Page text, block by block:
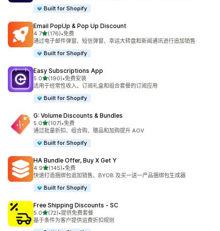
Built for Shopify
Email PopUp & Pop Up Discount
4.7星（满分 5 星）
(176)
总共 176 条评论
•免费
通过电子邮件弹窗、短信弹窗、幸运大转盘和新闻通讯进行追加销售
Built for Shopify
Easy Subscriptions App
5.0星（满分 5 星）
(190)
总共 190 条评论
•免费安装
适用于经常性收入、订阅礼盒和组合套餐的订阅应用
Built for Shopify
G: Volume Discounts & Bundles
5.0星（满分 5 星）
(107)
总共 107 条评论
•免费
通过批量折扣、组合购、赠品和加购提升 AOV
Built for Shopify
HA Bundle Offer, Buy X Get Y
4.9星（满分 5 星）
(145)
总共 145 条评论
•免费
快速打造捆绑包追加销售、BYOB 及买一送一产品捆绑包生成器
Built for Shopify
Free Shipping Discounts ‑ SC
5.0星（满分 5 星）
(72)
总共 72 条评论
•提供免费套餐
基于条件为客户提供运费折扣规则